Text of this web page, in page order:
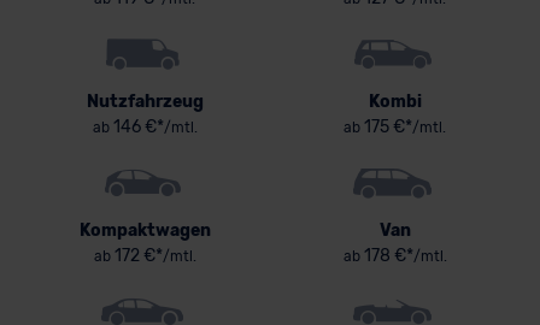
Nutzfahrzeug
ab146 €*/mtl.
Kombi
ab 175 €*/mtl.
Kompaktwagen
ab172 €*/mtl.
Van
ab178 €*/mtl.